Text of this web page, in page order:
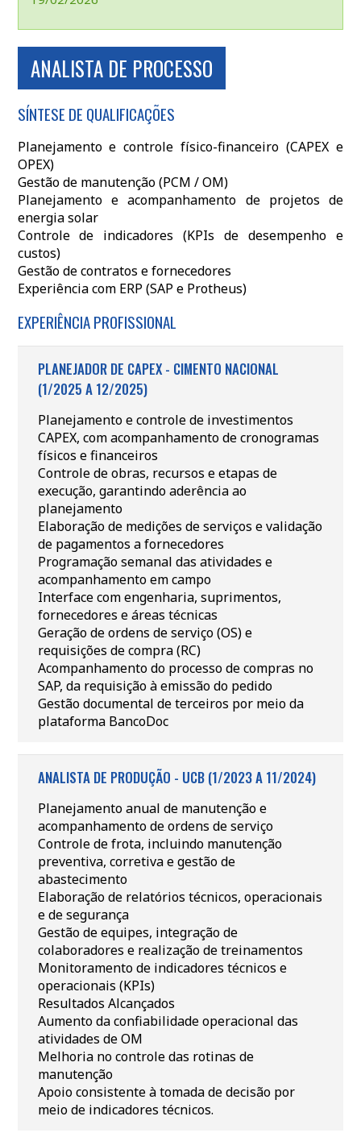
ANALISTA DE PROCESSO
SÍNTESE DE QUALIFICAÇÕES
Planejamento e controle físico-financeiro (CAPEX e
OPEX)
Gestão de manutenção (PCM / OM)
Planejamento e acompanhamento de projetos de
energia solar
Controle de indicadores (KPIs de desempenho e
custos)
Gestão de contratos e fornecedores
Experiência com ERP (SAP e Protheus)
EXPERIÊNCIA PROFISSIONAL
PLANEJADOR DE CAPEX - CIMENTO NACIONAL
(1/2025 A 12/2025)
Planejamento e controle de investimentos
CAPEX, com acompanhamento de cronogramas
físicos e financeiros
Controle de obras, recursos e etapas de
execução, garantindo aderência ao
planejamento
Elaboração de medições de serviços e validação
de pagamentos a fornecedores
Programação semanal das atividades e
acompanhamento em campo
Interface com engenharia, suprimentos,
fornecedores e áreas técnicas
Geração de ordens de serviço (OS) e
requisições de compra (RC)
Acompanhamento do processo de compras no
SAP, da requisição à emissão do pedido
Gestão documental de terceiros por meio da
plataforma BancoDoc
ANALISTA DE PRODUÇÃO - UCB (1/2023 A 11/2024)
Planejamento anual de manutenção e
acompanhamento de ordens de serviço
Controle de frota, incluindo manutenção
preventiva, corretiva e gestão de
abastecimento
Elaboração de relatórios técnicos, operacionais
e de segurança
Gestão de equipes, integração de
colaboradores e realização de treinamentos
Monitoramento de indicadores técnicos e
operacionais (KPIs)
Resultados Alcançados
Aumento da confiabilidade operacional das
atividades de OM
Melhoria no controle das rotinas de
manutenção
Apoio consistente à tomada de decisão por
meio de indicadores técnicos.